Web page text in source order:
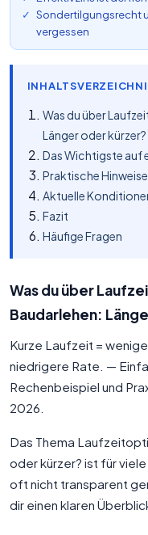
Sondertilgungsrecht
vergessen
Was du über
Länger oder
Das Wichtigste auf
Praktische
Aktuelle
Fazit
Häufige Fragen
Was du über
Baudarlehen:
Kurze Laufzeit =
niedrigere Rate. —
Rechenbeispiel und
2026.
Das Thema
oder kürzer? ist für
oft nicht transparent
dir einen klaren